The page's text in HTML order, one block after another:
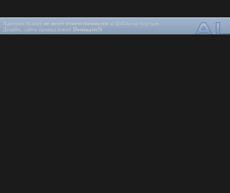
Администрация не несёт ответственности за файлы на портале.
Дизайн, сайта принадлежит DestinatioN